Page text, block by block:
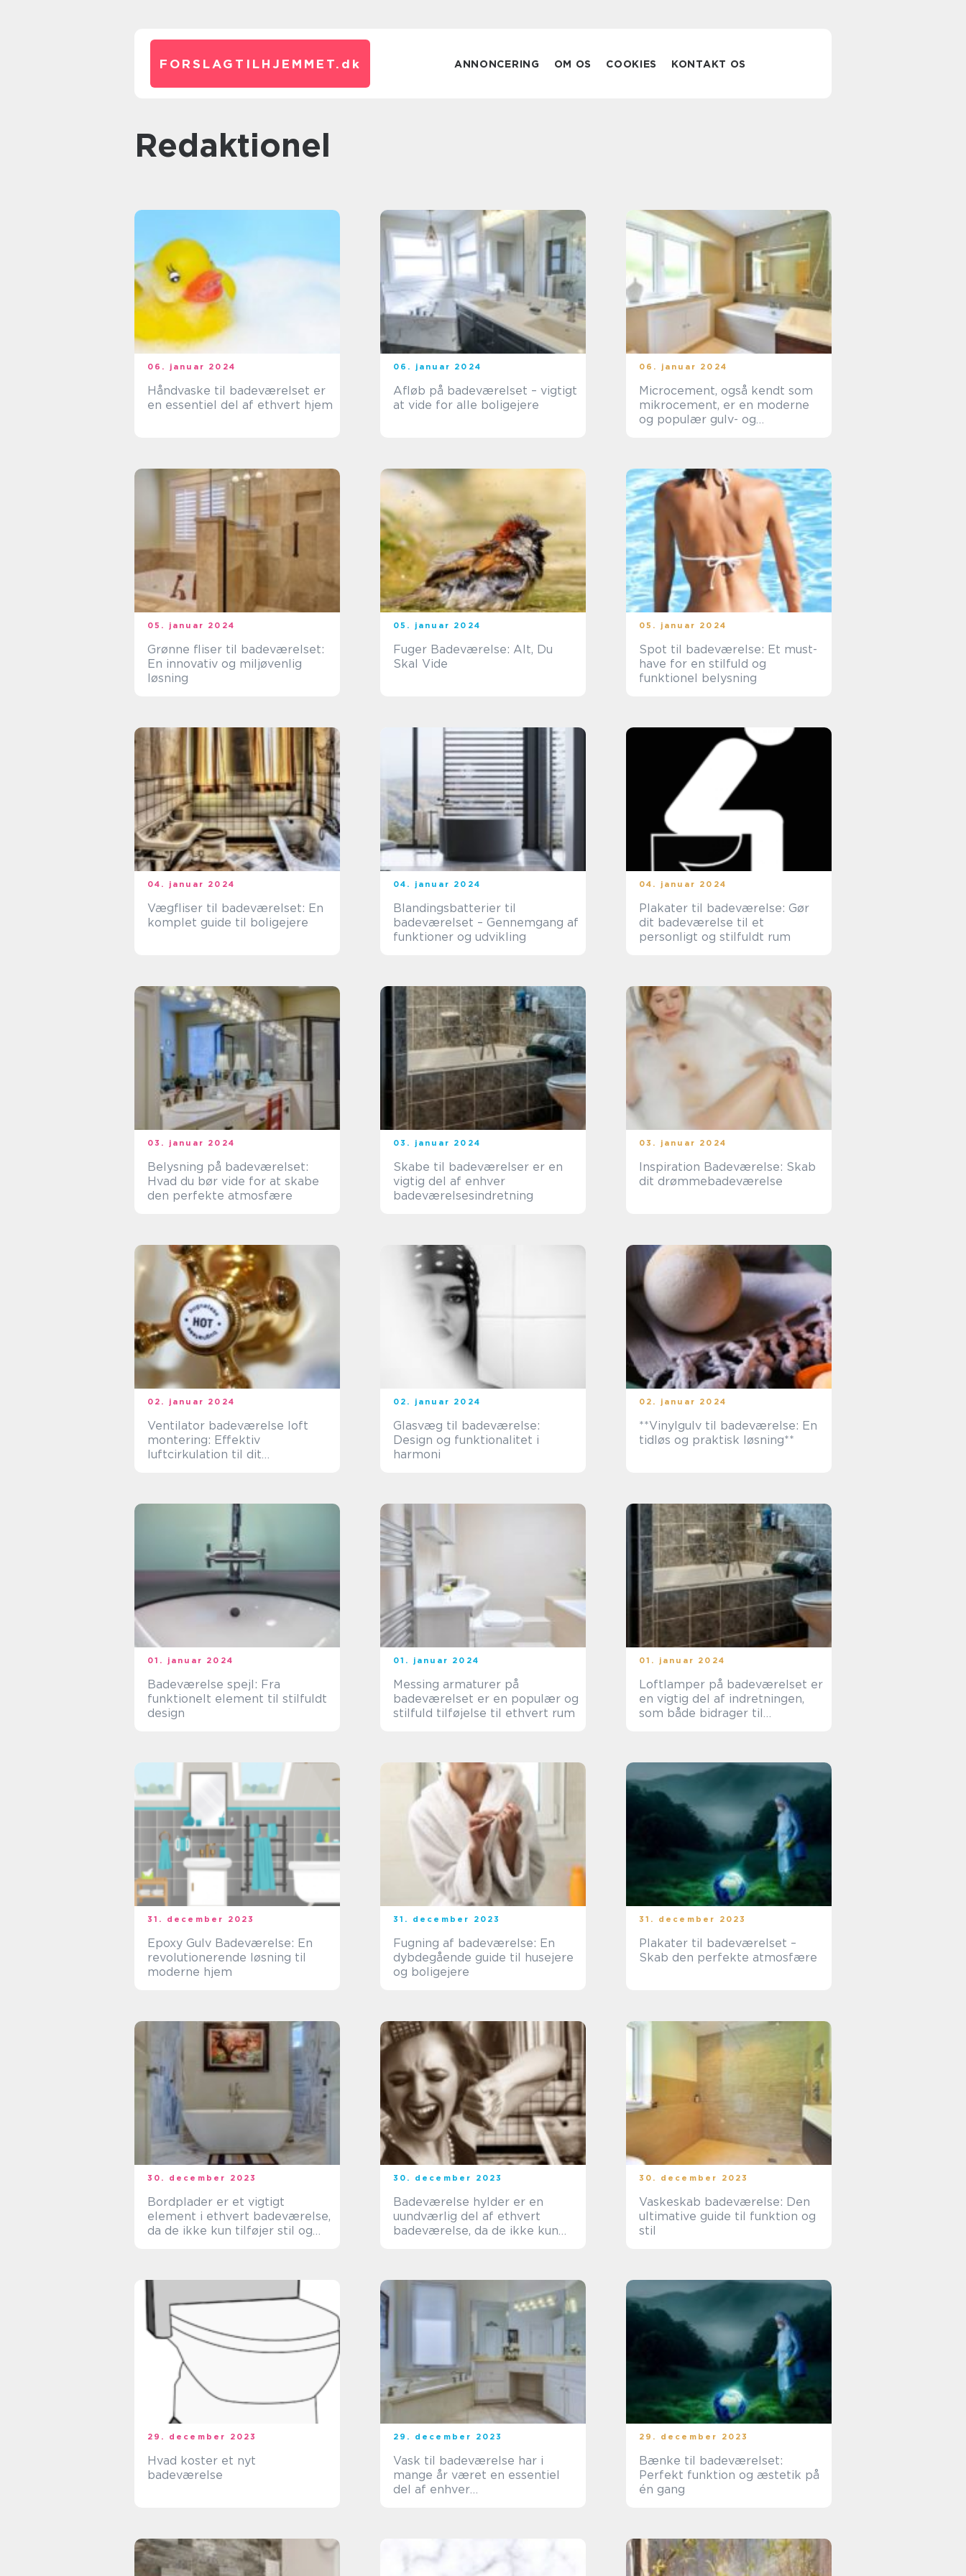
FORSLAGTILHJEMMET. dk ANNONCERING OM OS COOKIES KONTAKT OS
redaktionel
06. januar 2024
Håndvaske til badeværelset er
en essentiel del af ethvert hjem
06. januar 2024
Afløb på badeværelset – vigtigt
at vide for alle boligejere
06. januar 2024
Microcement, også kendt som
mikrocement, er en moderne
og populær gulv- og
05. januar 2024
Grønne fliser til badeværelset:
En innovativ og miljøvenlig
løsning
05. januar 2024
Fuger Badeværelse: Alt, Du
Skal Vide
05. januar 2024
Spot til badeværelse: Et must-
have for en stilfuld og
funktionel belysning
04. januar 2024
Vægfliser til badeværelset: En
komplet guide til boligejere
04. januar 2024
Blandingsbatterier til
badeværelset – Gennemgang af
funktioner og udvikling
04. januar 2024
Plakater til badeværelse: Gør
dit badeværelse til et
personligt og stilfuldt rum
03. januar 2024
Belysning på badeværelset:
Hvad du bør vide for at skabe
den perfekte atmosfære
03. januar 2024
Skabe til badeværelser er en
vigtig del af enhver
badeværelsesindretning
03. januar 2024
Inspiration Badeværelse: Skab
dit drømmebadeværelse
02. januar 2024
Ventilator badeværelse loft
montering: Effektiv
luftcirkulation til dit
02. januar 2024
Glasvæg til badeværelse:
Design og funktionalitet i
harmoni
02. januar 2024
**Vinylgulv til badeværelse: En
tidløs og praktisk løsning**
01. januar 2024
Badeværelse spejl: Fra
funktionelt element til stilfuldt
design
01. januar 2024
Messing armaturer på
badeværelset er en populær og
stilfuld tilføjelse til ethvert rum
01. januar 2024
Loftlamper på badeværelset er
en vigtig del af indretningen,
som både bidrager til
31. december 2023
Epoxy Gulv Badeværelse: En
revolutionerende løsning til
moderne hjem
31. december 2023
Fugning af badeværelse: En
dybdegående guide til husejere
og boligejere
31. december 2023
Plakater til badeværelset –
Skab den perfekte atmosfære
30. december 2023
Bordplader er et vigtigt
element i ethvert badeværelse,
da de ikke kun tilføjer stil og
30. december 2023
Badeværelse hylder er en
uundværlig del af ethvert
badeværelse, da de ikke kun
30. december 2023
Vaskeskab badeværelse: Den
ultimative guide til funktion og
stil
29. december 2023
Hvad koster et nyt
badeværelse
29. december 2023
Vask til badeværelse har i
mange år været en essentiel
del af enhver
29. december 2023
Bænke til badeværelset:
Perfekt funktion og æstetik på
én gang